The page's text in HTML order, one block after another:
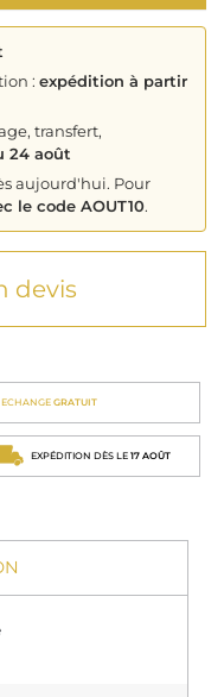
: expédition à partir
transfert,
24 août
aujourd'hui. Pour
le code AOUT10.
devis
ECHANGE GRATUIT
EXPÉDITION DÈS LE 17 AOÛT